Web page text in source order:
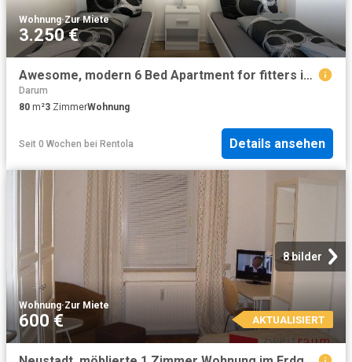
Wohnung·Zur Miete
3.250 €
Awesome, modern 6 Bed Apartment for fitters in Osnabrück
Darum
80 m²3 ZimmerWohnung
Seit 0 Wochen bei Rentola Details ansehen
8 bilder
Wohnung·Zur Miete
600 € AKTUALISIERT